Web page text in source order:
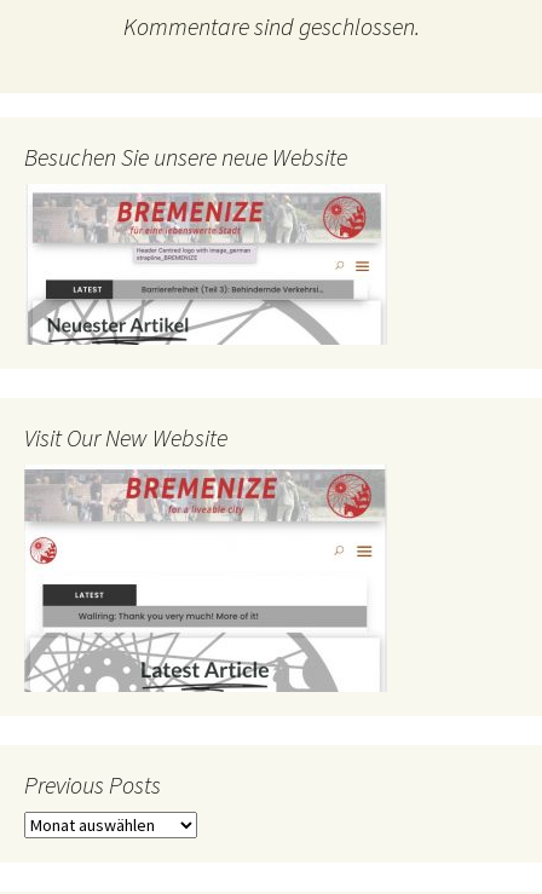
Kommentare sind geschlossen.
Besuchen Sie unsere neue Website
Visit Our New Website
Previous Posts
Previous